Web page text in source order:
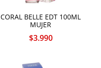
CORAL BELLE EDT 100ML
MUJER
$3.990